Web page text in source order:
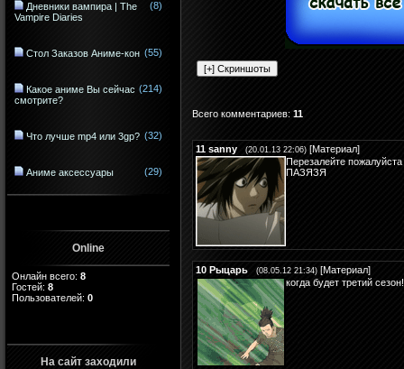
Дневники вампира | The
Vampire Diaries
(8)
Стол Заказов Аниме-кон (55)
Какое аниме Вы сейчас
смотрите?
(214)
Что лучше mp4 или 3gp? (32)
Аниме аксессуары (29)
Online
Онлайн всего: 8
Гостей: 8
Пользователей: 0
На сайт заходили
Всего комментариев: 11
11 sanny (20.01.13 22:06) [Материал]
Перезалейте
ПАЗЯЗЯ
10 Рыцарь (08.05.12 21:34) [Материал]
когда будет третий